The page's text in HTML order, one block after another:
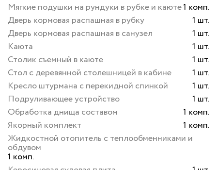
Мягкие подушки на рундуки в рубке и каюте1 комп.
Дверь кормовая распашная в рубку
1 шт.
Дверь кормовая распашная в санузел
1 шт.
Каюта
1 шт.
Столик съемный в каюте
1 шт.
Стол с деревянной столешницей в кабине
1 шт.
Кресло штурмана с перекидной спинкой
1 шт.
Подруливающее устройство
1 шт.
Обработка днища составом
1 комп.
Якорный комплект
1 комп.
Жидкостной отопитель с теплообменниками и
обдувом
1 комп.